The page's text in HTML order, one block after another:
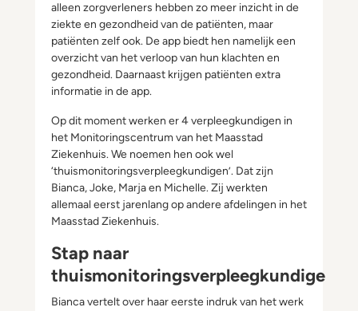
alleen zorgverleners hebben zo meer inzicht in de
ziekte en gezondheid van de patiënten, maar
patiënten zelf ook. De app biedt hen namelijk een
overzicht van het verloop van hun klachten en
gezondheid. Daarnaast krijgen patiënten extra
informatie in de app.
Op dit moment werken er 4 verpleegkundigen in
het Monitoringscentrum van het Maasstad
Ziekenhuis. We noemen hen ook wel
‘thuismonitoringsverpleegkundigen’. Dat zijn
Bianca, Joke, Marja en Michelle. Zij werkten
allemaal eerst jarenlang op andere afdelingen in het
Maasstad Ziekenhuis.
Stap naar
thuismonitoringsverpleegkundige
Bianca vertelt over haar eerste indruk van het werk